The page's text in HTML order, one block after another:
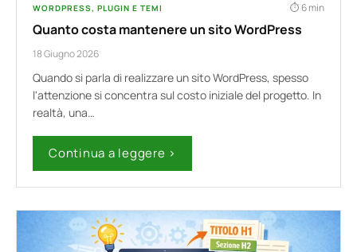
WORDPRESS, PLUGIN E TEMI 6 min
Quanto costa mantenere un sito WordPress
18 Giugno 2026
Quando si parla di realizzare un sito WordPress, spesso
l'attenzione si concentra sul costo iniziale del progetto. In
realtà, una…
Continua a leggere ›